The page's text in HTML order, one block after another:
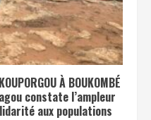
À BOUKOMBÉ
constate l’ampleur
aux populations